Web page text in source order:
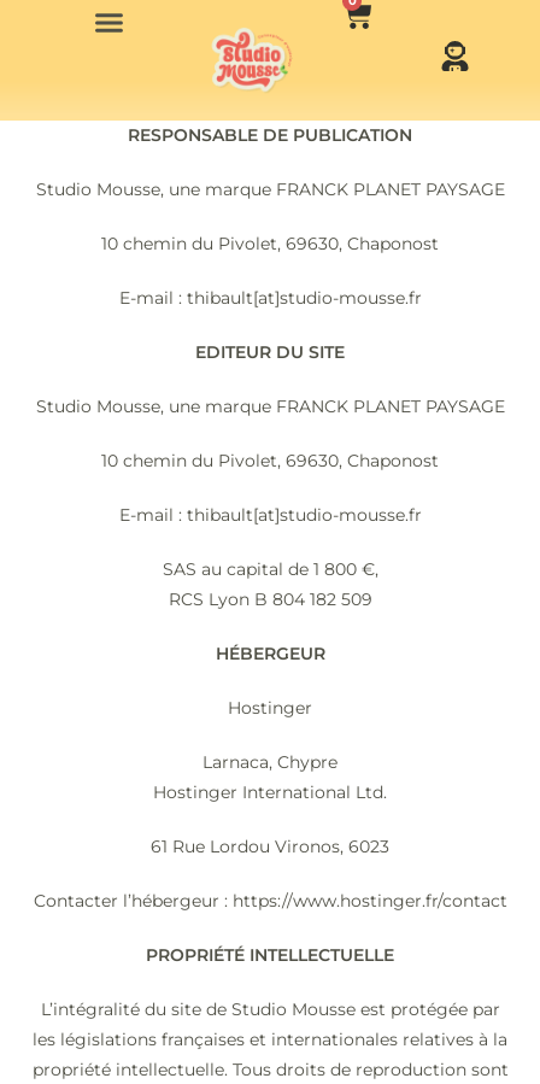
RESPONSABLE DE PUBLICATION
Studio Mousse, une marque FRANCK PLANET PAYSAGE
10 chemin du Pivolet, 69630, Chaponost
E-mail : thibault[at]studio-mousse.fr
EDITEUR DU SITE
Studio Mousse, une marque FRANCK PLANET PAYSAGE
10 chemin du Pivolet, 69630, Chaponost
E-mail : thibault[at]studio-mousse.fr
SAS au capital de 1 800 €,
RCS Lyon B 804 182 509
HÉBERGEUR
Hostinger
Larnaca, Chypre
Hostinger International Ltd.
61 Rue Lordou Vironos, 6023
Contacter l’hébergeur : https://www.hostinger.fr/contact
PROPRIÉTÉ INTELLECTUELLE
L’intégralité du site de Studio Mousse est protégée par
les législations françaises et internationales relatives à la
propriété intellectuelle. Tous droits de reproduction sont